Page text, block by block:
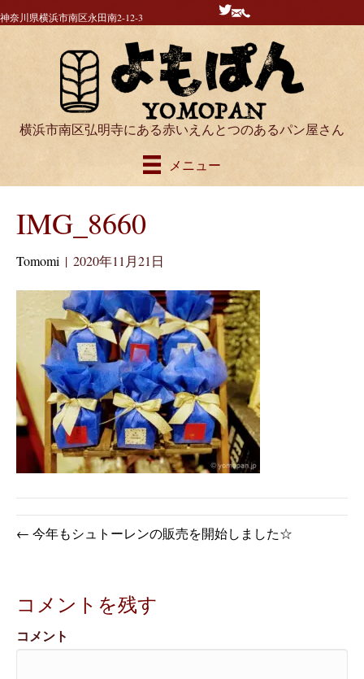
神奈川県横浜市南区永田南2-12-3
横浜市南区弘明寺にある赤いえんとつのあるパン屋さん
メニュー
IMG_8660
Tomomi | 2020年11月21日
← 今年もシュトーレンの販売を開始しました☆
コメントを残す
コメント